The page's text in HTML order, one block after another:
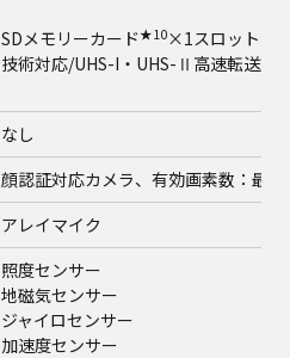
SDメモリーカード★10×1スロット（
技術対応/UHS-I・UHS-Ⅱ高速転送対
なし
顔認証対応カメラ、有効画素数：最
アレイマイク
照度センサー
地磁気センサー
ジャイロセンサー
加速度センサー